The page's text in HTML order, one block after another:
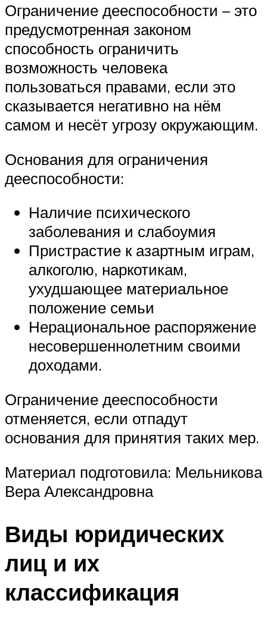
Ограничение дееспособности – это
предусмотренная законом
способность ограничить
возможность человека
пользоваться правами, если это
сказывается негативно на нём
самом и несёт угрозу окружающим.
Основания для ограничения
дееспособности:
Наличие психического
заболевания и слабоумия
Пристрастие к азартным играм,
алкоголю, наркотикам,
ухудшающее материальное
положение семьи
Нерациональное распоряжение
несовершеннолетним своими
доходами.
Ограничение дееспособности
отменяется, если отпадут
основания для принятия таких мер.
Материал подготовила: Мельникова
Вера Александровна
Виды юридических
лиц и их
классификация